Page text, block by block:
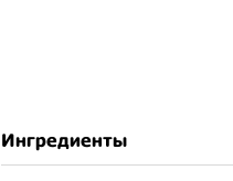
Ингредиенты